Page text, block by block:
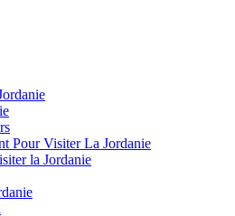
Pour Visiter La Jordanie
la Jordanie